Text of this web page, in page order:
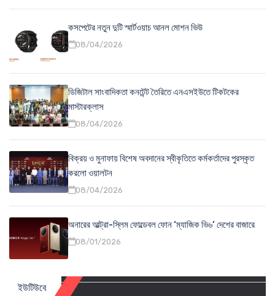
কসপেটের নতুন দুটি স্মার্টওয়াচ আনল মোশন ভিউ
08/04/2026
ডিজিটাল সাংবাদিকতা কনটেন্ট তৈরিতে এনএসইউতে টিকটকের
মাস্টারক্লাস
08/04/2026
বিক্রয় ও মুনাফায় বিশেষ অবদানের স্বীকৃতিতে কর্মকর্তাদের পুরস্কৃত
করলো ওয়ালটন
08/04/2026
অনারের আল্ট্রা-স্লিম ফোল্ডেবল ফোন ‘ম্যাজিক ভি৬’ দেশের বাজারে
08/01/2026
ইউটিউবে